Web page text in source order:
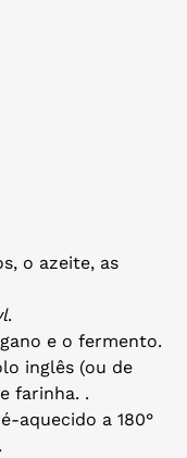
o azeite, as
.
e o fermento.
inglês (ou de
farinha. .
aquecido a 180°